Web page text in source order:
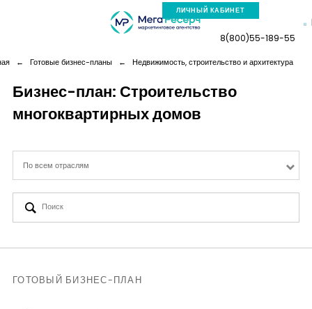
ЛИЧНЫЙ КАБИНЕТ
Компания
Услуги
Новая реальность
Аналитика
8(800)55-189-55
← Готовые бизнес-планы ← Недвижимость, строительство и архитектура
Бизнес-план: Строительство
многоквартирных домов
По всем отраслям
ГОТОВЫЙ БИЗНЕС-ПЛАН